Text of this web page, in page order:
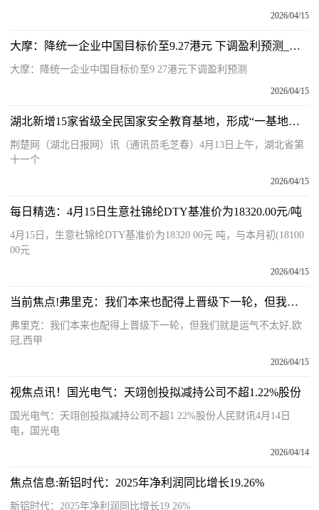
2026/04/15
大摩：降统一企业中国目标价至9.27港元 下调盈利预测_今日热文
大摩：降统一企业中国目标价至9 27港元下调盈利预测
2026/04/15
湖北新增15家省级全民国家安全教育基地，形成“一基地一特色”宣教格局 焦点速讯
荆楚网（湖北日报网）讯（通讯员毛芝春）4月13日上午，湖北省第
十一个
2026/04/15
每日精选：4月15日生意社锦纶DTY基准价为18320.00元/吨
4月15日，生意社锦纶DTY基准价为18320 00元 吨，与本月初(18100
00元
2026/04/15
当前焦点!弗里克：我们本来也配得上晋级下一轮，但我们就是运气不太好
弗里克：我们本来也配得上晋级下一轮，但我们就是运气不太好,欧
冠,西甲
2026/04/15
视焦点讯！国光电气：天翊创投拟减持公司不超1.22%股份
国光电气：天翊创投拟减持公司不超1 22%股份人民财讯4月14日
电，国光电
2026/04/14
焦点信息:新铝时代：2025年净利润同比增长19.26%
新铝时代：2025年净利润同比增长19 26%